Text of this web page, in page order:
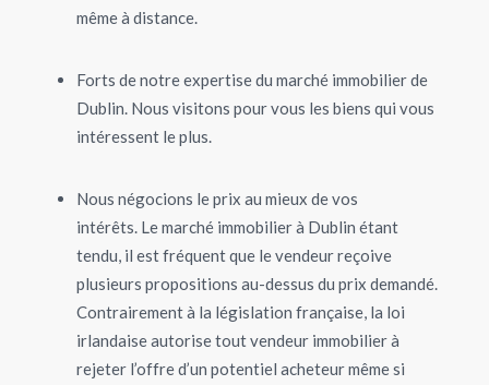
même à distance.
Forts de notre expertise du marché immobilier de
Dublin. Nous visitons pour vous les biens qui vous
intéressent le plus.
Nous négocions le prix au mieux de vos
intérêts. Le marché immobilier à Dublin étant
tendu, il est fréquent que le vendeur reçoive
plusieurs propositions au-dessus du prix demandé.
Contrairement à la législation française, la loi
irlandaise autorise tout vendeur immobilier à
rejeter l’offre d’un potentiel acheteur même si